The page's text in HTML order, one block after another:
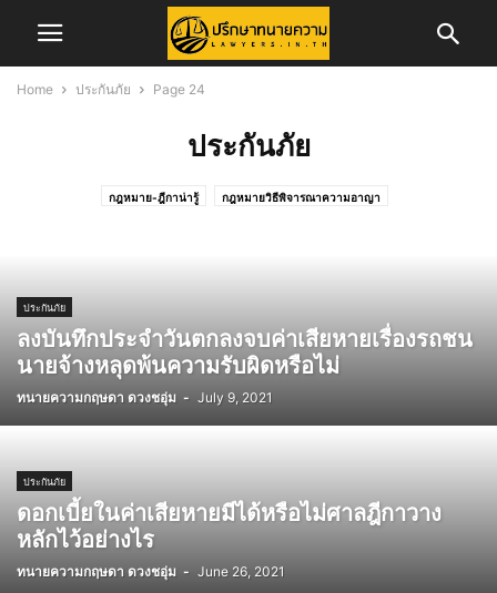
Home ประกันภัย Page 24
ประกันภัย
กฎหมาย-ฎีกาน่ารู้ กฎหมายวิธีพิจารณาความอาญา
ทริบเทคนิค/บทความ ทั้งหมด บทความ บทความคดีแพ่ง
บทความและงานวิจัย ประกันภัย ประวัติทนายความ
รับสมัครพนักงาน ศูนย์อำนวยการเลือกตั้ง สาระน่ารู้
สิทธิประโยชน์ทนายความ เรื่องทั่วไป แรงงาน
ประกันภัย
ลงบันทึกประจำวันตกลงจบค่าเสียหายเรื่องรถชน
นายจ้างหลุดพ้นความรับผิดหรือไม่
ทนายความกฤษดา ดวงชอุ่ม - July 9, 2021
ประกันภัย
ดอกเบี้ยในค่าเสียหายมีได้หรือไม่ศาลฎีกาวาง
หลักไว้อย่างไร
ทนายความกฤษดา ดวงชอุ่ม - June 26, 2021